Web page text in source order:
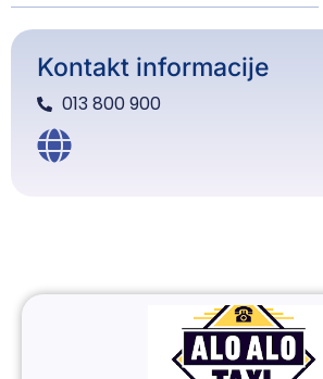
Kontakt informacije
013 800 900